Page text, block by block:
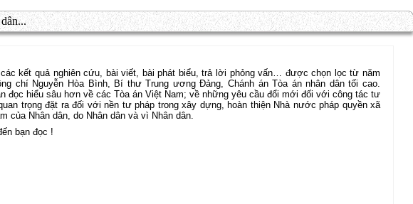
kết quả nghiên cứu, bài viết, bài phát biểu, trả lời phỏng vấn… được chọn lọc từ năm
chí Nguyễn Hòa Bình, Bí thư Trung ương Đảng, Chánh án Tòa án nhân dân tối cao.
đọc hiểu sâu hơn về các Tòa án Việt Nam; về những yêu cầu đổi mới đối với công tác tư
trọng đặt ra đối với nền tư pháp trong xây dựng, hoàn thiện Nhà nước pháp quyền xã
của Nhân dân, do Nhân dân và vì Nhân dân.
bạn đọc !